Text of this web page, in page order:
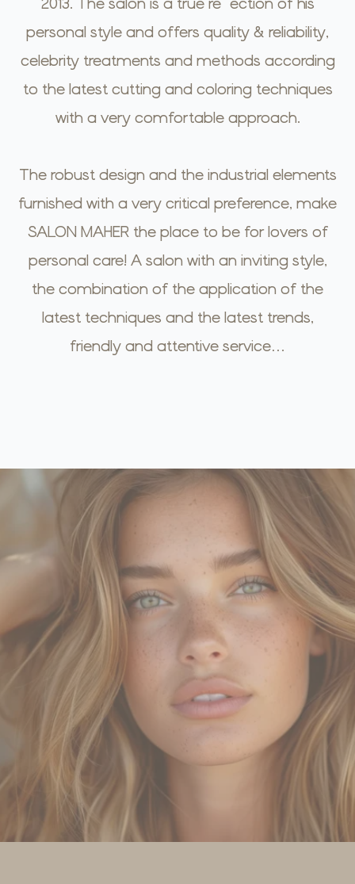
personal style and offers quality & reliability,
celebrity treatments and methods according
to the latest cutting and coloring techniques
with a very comfortable approach.
The robust design and the industrial elements
furnished with a very critical preference, make
SALON MAHER the place to be for lovers of
personal care! A salon with an inviting style,
the combination of the application of the
latest techniques and the latest trends,
friendly and attentive service…